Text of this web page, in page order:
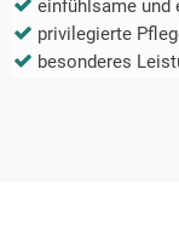
einfühlsame und
privilegierte
besonderes